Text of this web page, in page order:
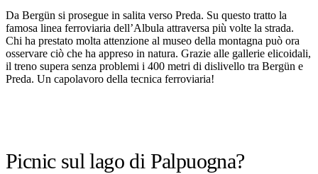
Da Bergün si prosegue in salita verso Preda. Su questo tratto la
famosa linea ferroviaria dell’Albula attraversa più volte la strada.
Chi ha prestato molta attenzione al museo della montagna può ora
osservare ciò che ha appreso in natura. Grazie alle gallerie elicoidali,
il treno supera senza problemi i 400 metri di dislivello tra Bergün e
Preda. Un capolavoro della tecnica ferroviaria!
Picnic sul lago di Palpuogna?